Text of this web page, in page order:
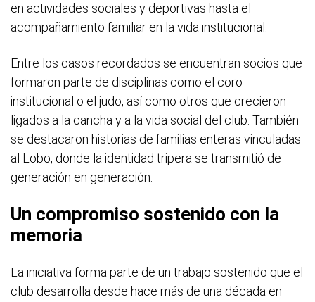
en actividades sociales y deportivas hasta el
acompañamiento familiar en la vida institucional.
Entre los casos recordados se encuentran socios que
formaron parte de disciplinas como el coro
institucional o el judo, así como otros que crecieron
ligados a la cancha y a la vida social del club. También
se destacaron historias de familias enteras vinculadas
al Lobo, donde la identidad tripera se transmitió de
generación en generación.
Un compromiso sostenido con la
memoria
La iniciativa forma parte de un trabajo sostenido que el
club desarrolla desde hace más de una década en